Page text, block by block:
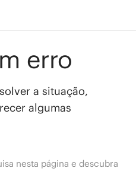
erro
a situação,
algumas
nesta página e descubra